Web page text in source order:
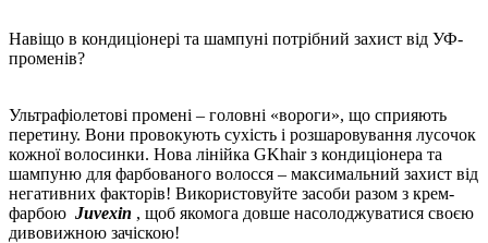
Навіщо в кондиціонері та шампуні потрібний захист від УФ-
променів?
Ультрафіолетові промені – головні «вороги», що сприяють
перетину. Вони провокують сухість і розшаровування лусочок
кожної волосинки. Нова лінійка GKhair з кондиціонера та
шампуню для фарбованого волосся – максимальний захист від
негативних факторів! Використовуйте засоби разом з крем-
фарбою Juvexin , щоб якомога довше насолоджуватися своєю
дивовижною зачіскою!